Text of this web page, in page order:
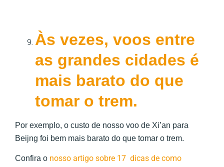
Às vezes, voos entre
as grandes cidades é
mais barato do que
tomar o trem.
Por exemplo, o custo de nosso voo de Xi’an para
Beijng foi bem mais barato do que tomar o trem.
Confira o nosso artigo sobre 17 dicas de como